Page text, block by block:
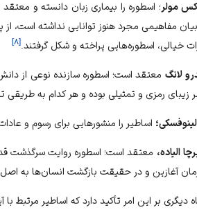
مولر ؛ اسطوره را بیماری زبان دانسته و
بیان مفاهیمی مجرد هنوز توانایی نداشته است،
خیالی، اسطوره‌هایی پراخته و شکل گرفتند.[۸]
لانگ معتقد است؛ اسطوره سازنده نوعی از
زیبای رمزی و تمثیلی بوده و هر کدام به
اساطیر را منشورهایی برای رسوم و
الیاده، معتقد است؛ اسطوره روایت سرگذشت
آغازین و در حقیقت بازگشت انسان‌ها به
دیگری بر این امر تأکید دارد که اساطیر مرتبط